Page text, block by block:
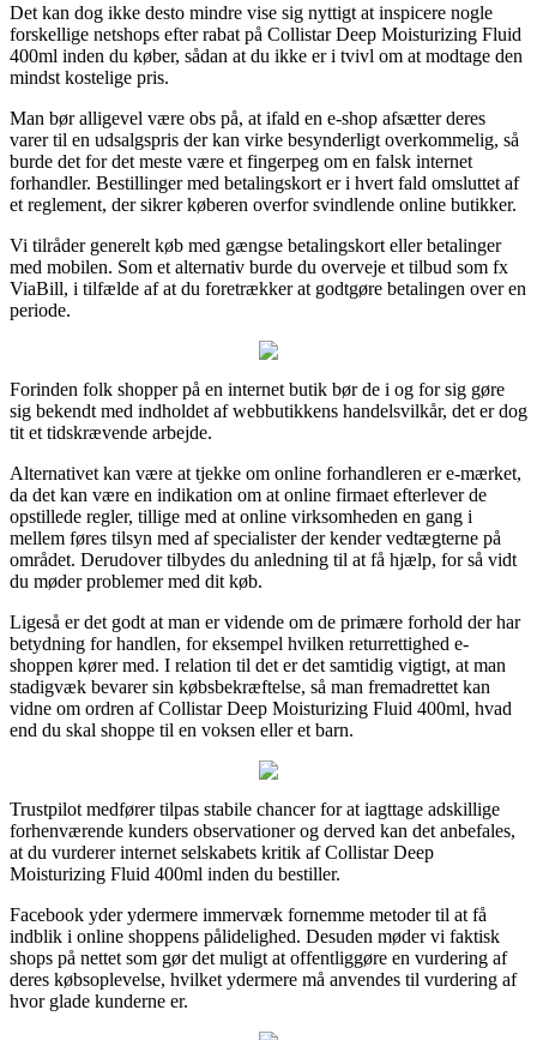
Det kan dog ikke desto mindre vise sig nyttigt at inspicere nogle
forskellige netshops efter rabat på Collistar Deep Moisturizing Fluid
400ml inden du køber, sådan at du ikke er i tvivl om at modtage den
mindst kostelige pris.
Man bør alligevel være obs på, at ifald en e-shop afsætter deres
varer til en udsalgspris der kan virke besynderligt overkommelig, så
burde det for det meste være et fingerpeg om en falsk internet
forhandler. Bestillinger med betalingskort er i hvert fald omsluttet af
et reglement, der sikrer køberen overfor svindlende online butikker.
Vi tilråder generelt køb med gængse betalingskort eller betalinger
med mobilen. Som et alternativ burde du overveje et tilbud som fx
ViaBill, i tilfælde af at du foretrækker at godtgøre betalingen over en
periode.
Forinden folk shopper på en internet butik bør de i og for sig gøre
sig bekendt med indholdet af webbutikkens handelsvilkår, det er dog
tit et tidskrævende arbejde.
Alternativet kan være at tjekke om online forhandleren er e-mærket,
da det kan være en indikation om at online firmaet efterlever de
opstillede regler, tillige med at online virksomheden en gang i
mellem føres tilsyn med af specialister der kender vedtægterne på
området. Derudover tilbydes du anledning til at få hjælp, for så vidt
du møder problemer med dit køb.
Ligeså er det godt at man er vidende om de primære forhold der har
betydning for handlen, for eksempel hvilken returrettighed e-
shoppen kører med. I relation til det er det samtidig vigtigt, at man
stadigvæk bevarer sin købsbekræftelse, så man fremadrettet kan
vidne om ordren af Collistar Deep Moisturizing Fluid 400ml, hvad
end du skal shoppe til en voksen eller et barn.
Trustpilot medfører tilpas stabile chancer for at iagttage adskillige
forhenværende kunders observationer og derved kan det anbefales,
at du vurderer internet selskabets kritik af Collistar Deep
Moisturizing Fluid 400ml inden du bestiller.
Facebook yder ydermere immervæk fornemme metoder til at få
indblik i online shoppens pålidelighed. Desuden møder vi faktisk
shops på nettet som gør det muligt at offentliggøre en vurdering af
deres købsoplevelse, hvilket ydermere må anvendes til vurdering af
hvor glade kunderne er.